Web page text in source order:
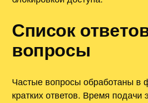
Список
вопросы
Частые вопросы обработаны в
кратких ответов. Время подачи